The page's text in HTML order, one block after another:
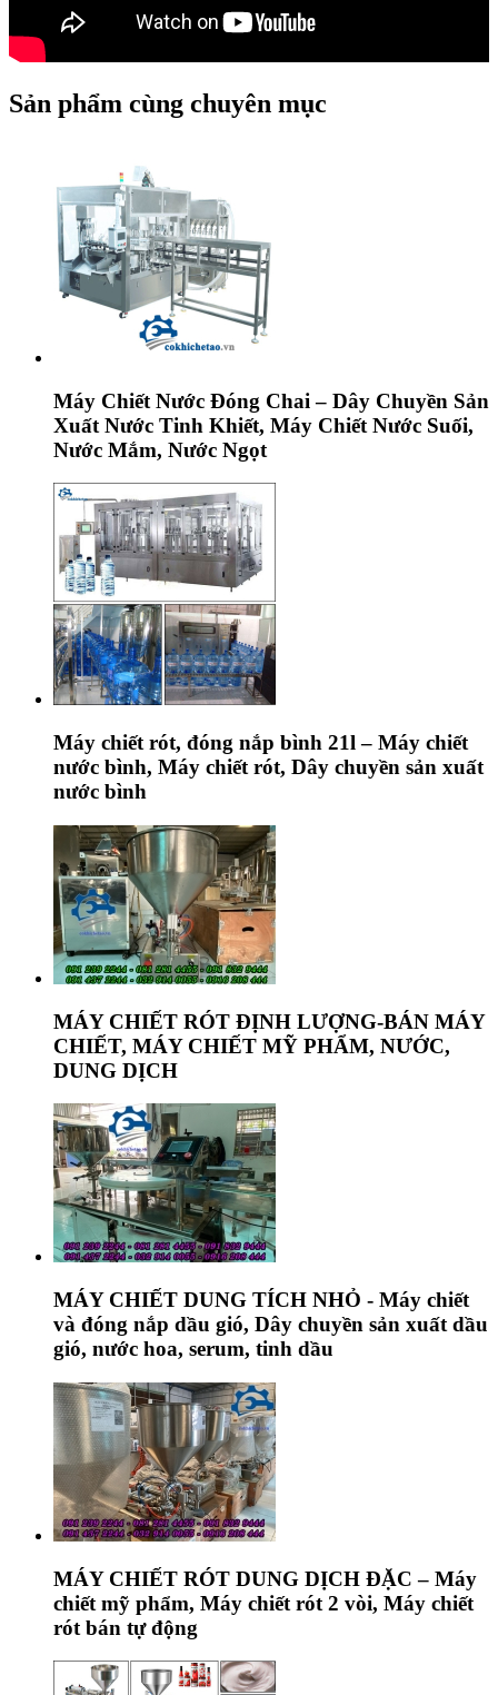
Sản phẩm cùng chuyên mục
Máy Chiết Nước Đóng Chai – Dây Chuyền Sản
Xuất Nước Tinh Khiết, Máy Chiết Nước Suối,
Nước Mắm, Nước Ngọt
Máy chiết rót, đóng nắp bình 21l – Máy chiết
nước bình, Máy chiết rót, Dây chuyền sản xuất
nước bình
MÁY CHIẾT RÓT ĐỊNH LƯỢNG-BÁN MÁY
CHIẾT, MÁY CHIẾT MỸ PHẨM, NƯỚC,
DUNG DỊCH
MÁY CHIẾT DUNG TÍCH NHỎ - Máy chiết
và đóng nắp dầu gió, Dây chuyền sản xuất dầu
gió, nước hoa, serum, tinh dầu
MÁY CHIẾT RÓT DUNG DỊCH ĐẶC – Máy
chiết mỹ phẩm, Máy chiết rót 2 vòi, Máy chiết
rót bán tự động